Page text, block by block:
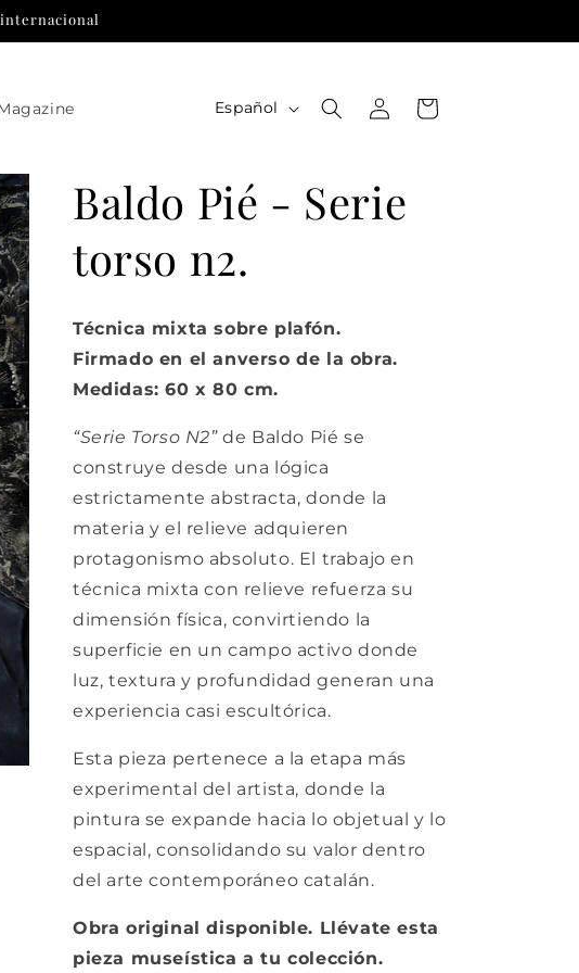
o
a
Español
sesión
Carrito
Baldo Pié - Serie
torso n2.
Técnica mixta sobre plafón.
Firmado en el anverso de la obra.
Medidas: 60 x 80 cm.
“Serie Torso N2”de Baldo Pié se
construye desde una lógica
estrictamente abstracta, donde la
materia y el relieve adquieren
protagonismo absoluto. El trabajo en
técnica mixta con relieve refuerza su
dimensión física, convirtiendo la
superficie en un campo activo donde
luz, textura y profundidad generan una
experiencia casi escultórica.
Esta pieza pertenece a la etapa más
experimental del artista, donde la
pintura se expande hacia lo objetual y lo
espacial, consolidando su valor dentro
del arte contemporáneo catalán.
Obra original disponible. Llévate esta
pieza museística a tu colección.